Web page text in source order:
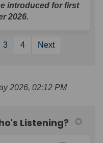
introduced for first
2026.
3 4 Next
2026, 02:12 PM
Listening?